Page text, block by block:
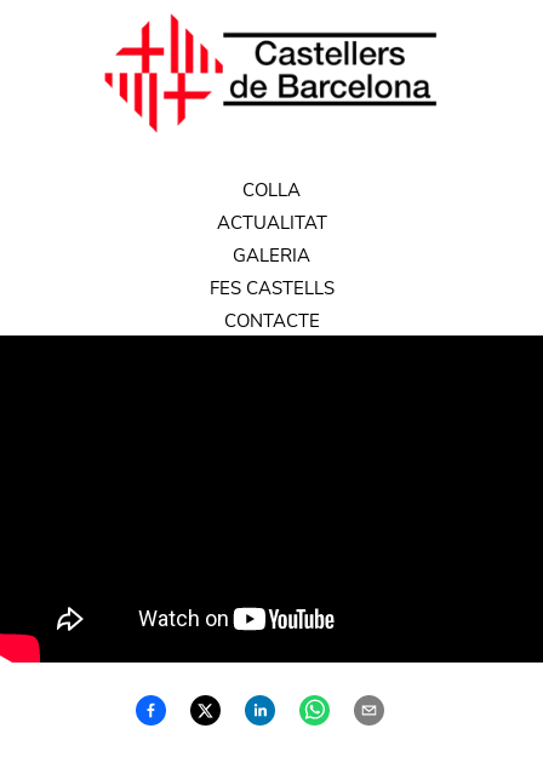
COLLA
ACTUALITAT
GALERIA
FES CASTELLS
CONTACTE